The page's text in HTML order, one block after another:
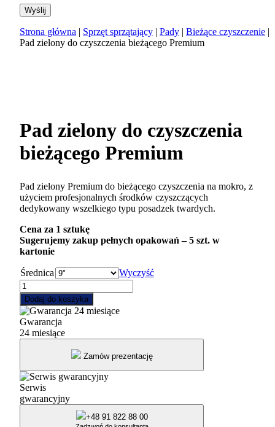
Strona główna | Sprzęt sprzątający | Pady | Bieżące czyszczenie |
Pad zielony do czyszczenia bieżącego Premium
Pad zielony do czyszczenia
bieżącego Premium
Pad zielony Premium do bieżącego czyszczenia na mokro, z
użyciem profesjonalnych środków czyszczących
dedykowany wszelkiego typu posadzek twardych.
Cena za 1 sztukę
Sugerujemy zakup pełnych opakowań – 5 szt. w
kartonie
Średnica
Wyczyść
ilość
Pad
zielony
do
czyszczenia
bieżącego
Dodaj do koszyka
Gwarancja
24 miesiące
Zamów prezentację
Serwis
gwarancyjny
+48 91 822 88 00